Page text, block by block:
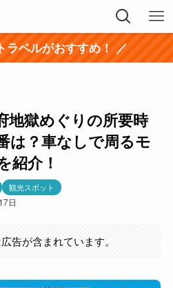
ラベルがおすすめ！ ／
地獄めぐりの所要時
は？車なしで周るモ
紹介！
観光スポット
日
告が含まれています。